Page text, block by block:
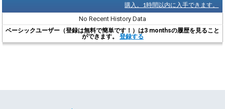
購入。1時間以内に入手できます。
No Recent History Data
ベーシックユーザー（登録は無料で簡単です！）は3 monthsの履歴を見ること
ができます。 登録する